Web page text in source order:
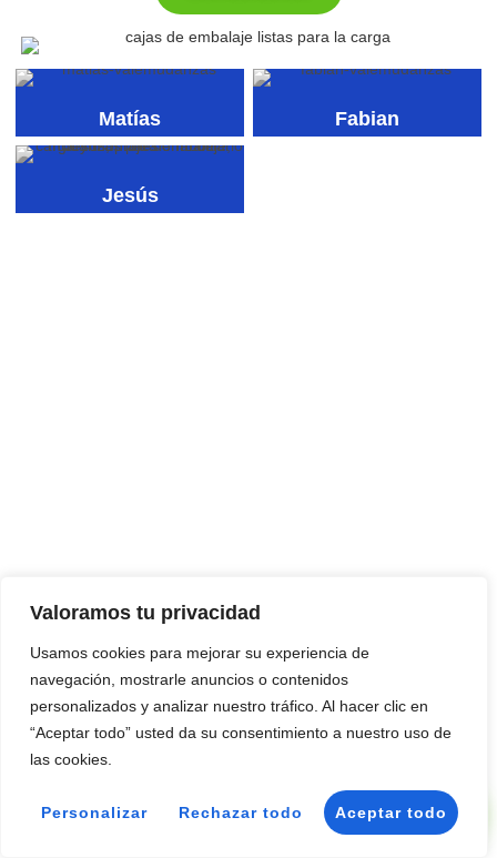
Valoramos tu privacidad
Usamos cookies para mejorar su experiencia de
navegación, mostrarle anuncios o contenidos
personalizados y analizar nuestro tráfico. Al hacer clic en
“Aceptar todo” usted da su consentimiento a nuestro uso de
las cookies.
Personalizar Rechazar todo Aceptar todo
Matías Fabian
Jesús
💬 WhatsApp